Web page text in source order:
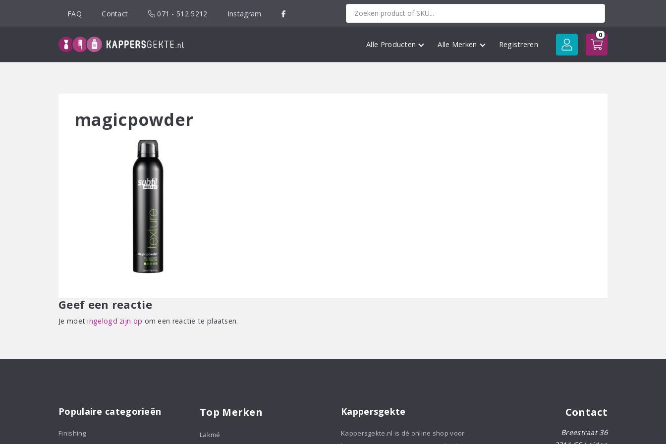
FAQ Contact 071 - 512 5212 Instagram
Alle Producten Alle Merken Registreren
0
magicpowder
Geef een reactie
Je moetingelogd zijn op om een reactie te plaatsen.
Populaire categorieën
Finishing
Top Merken
Lakmé
Kappersgekte
Kappersgekte.nl is dé online shop voor
Contact
Breestraat 36